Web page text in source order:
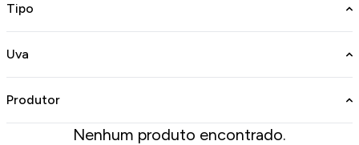
Tipo
Uva
Produtor
Nenhum produto encontrado.